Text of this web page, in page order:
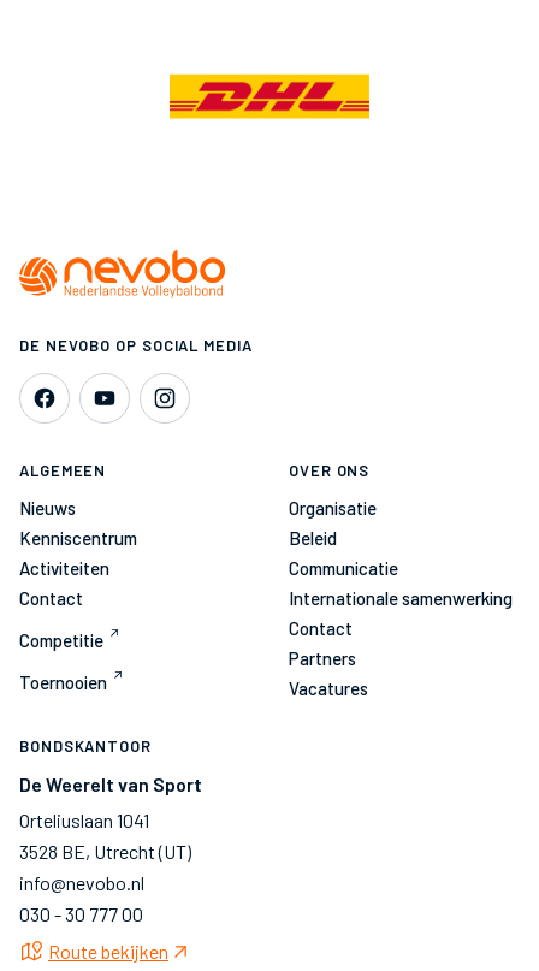
DE NEVOBO OP SOCIAL MEDIA
ALGEMEEN
Nieuws
Kenniscentrum
Activiteiten
Contact
Competitie
Toernooien
OVER ONS
Organisatie
Beleid
Communicatie
Internationale samenwerking
Contact
Partners
Vacatures
BONDSKANTOOR
De Weerelt van Sport
Orteliuslaan 1041
3528 BE, Utrecht (UT)
info@nevobo.nl
030 - 30 777 00
Route bekijken